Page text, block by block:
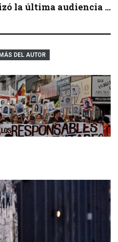
la última audiencia ...
DEL AUTOR